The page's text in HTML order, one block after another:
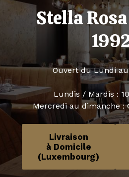
Stella
Ouvert du Lundi
Lundis / Mardis :
Mercredi au dimanche
Livraison
à Domicile
(Luxembourg)